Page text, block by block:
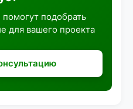
подобрать
для вашего проекта